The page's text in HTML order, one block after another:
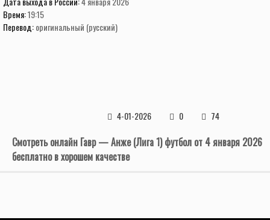
Время:19:15
Перевод:оригинальный (русский)
4-01-2026 0 74
Смотреть онлайн Гавр — Анже (Лига 1) футбол от 4 января 2026
бесплатно в хорошем качестве